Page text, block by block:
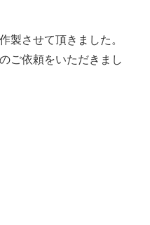
製させて頂きました。
ご依頼をいただきまし